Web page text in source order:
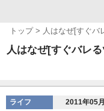
トップ 人はなぜ[すぐバ
人はなぜ[すぐバレ
ライフ 2011年05